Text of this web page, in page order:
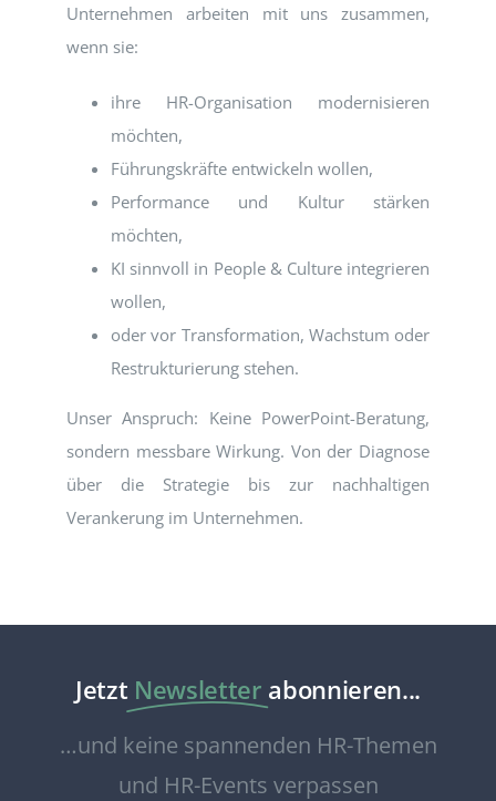
Unternehmen arbeiten mit uns zusammen,
wenn sie:
ihre HR-Organisation modernisieren
möchten,
Führungskräfte entwickeln wollen,
Performance und Kultur stärken
möchten,
KI sinnvoll in People & Culture integrieren
wollen,
oder vor Transformation, Wachstum oder
Restrukturierung stehen.
Unser Anspruch: Keine PowerPoint-Beratung,
sondern messbare Wirkung. Von der Diagnose
über die Strategie bis zur nachhaltigen
Verankerung im Unternehmen.
Jetzt Newsletter abonnieren...
…und keine spannenden HR-Themen
und HR-Events verpassen